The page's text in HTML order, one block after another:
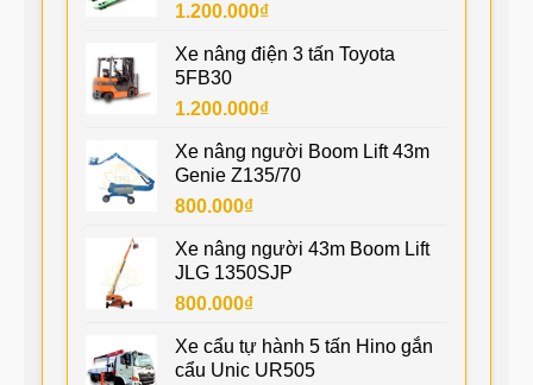
1.200.000₫
Xe nâng điện 3 tấn Toyota
5FB30
1.200.000₫
Xe nâng người Boom Lift 43m
Genie Z135/70
800.000₫
Xe nâng người 43m Boom Lift
JLG 1350SJP
800.000₫
Xe cẩu tự hành 5 tấn Hino gắn
cẩu Unic UR505